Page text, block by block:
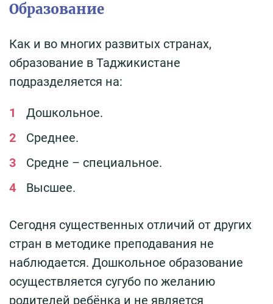
Образование
Как и во многих развитых странах,
образование в Таджикистане
подразделяется на:
Дошкольное.
Среднее.
Средне – специальное.
Высшее.
Сегодня существенных отличий от других
стран в методике преподавания не
наблюдается. Дошкольное образование
осуществляется сугубо по желанию
родителей ребёнка и не является